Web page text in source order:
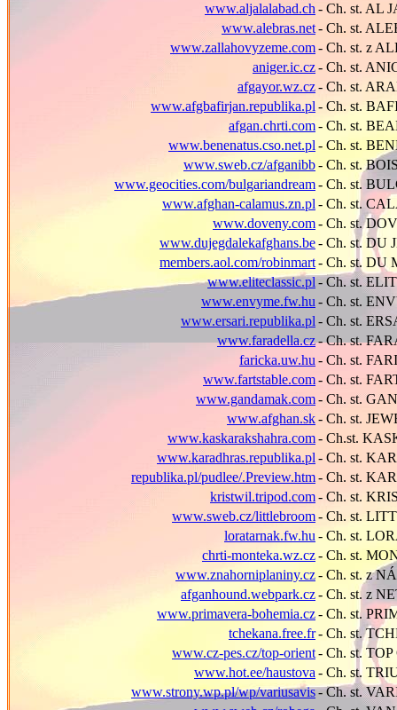
www.aljalalabad.ch - Ch. st. AL
www.alebras.net- Ch. st.
www.zallahovyzeme.com- Ch. st. z
aniger.ic.cz- Ch. st.
afgayor.wz.cz- Ch. st.
www.afgbafirjan.republika.pl - Ch. st.
afgan.chrti.com- Ch. st.
www.benenatus.cso.net.pl - Ch. st.
www.sweb.cz/afganibb- Ch. st.
www.geocities.com/bulgariandream- Ch. st.
www.afghan-calamus.zn.pl - Ch. st.
www.doveny.com- Ch. st.
www.dujegdalekafghans.be- Ch. st. DU
members.aol.com/robinmart- Ch. st. DU
www.eliteclassic.pl - Ch. st.
www.envyme.fw.hu - Ch. st.
www.ersari.republika.pl - Ch. st.
www.faradella.cz- Ch. st.
faricka.uw.hu - Ch. st.
www.fartstable.com- Ch. st.
www.gandamak.com- Ch. st.
www.afghan.sk- Ch. st.
www.kaskarakshahra.com- Ch.st.
www.karadhras.republika.pl - Ch. st.
republika.pl/pudlee/.Preview.htm- Ch. st.
kristwil.tripod.com- Ch. st.
www.sweb.cz/littlebroom- Ch. st.
loratarnak.fw.hu - Ch. st.
chrti-monteka.wz.cz- Ch. st.
www.znahorniplaniny.cz- Ch. st. z
afganhound.webpark.cz- Ch. st. z
www.primavera-bohemia.cz- Ch. st.
tchekana.free.fr- Ch. st.
www.cz-pes.cz/top-orient- Ch. st.
www.hot.ee/haustova - Ch. st.
www.strony.wp.pl/wp/variusavis- Ch. st.